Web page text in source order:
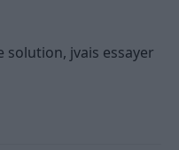
solution, jvais essayer